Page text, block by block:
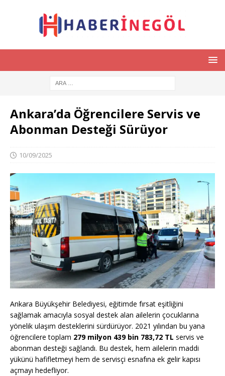
Ankara’da Öğrencilere Servis ve
Abonman Desteği Sürüyor
10/09/2025
Ankara Büyükşehir Belediyesi, eğitimde fırsat eşitliğini
sağlamak amacıyla sosyal destek alan ailelerin çocuklarına
yönelik ulaşım desteklerini sürdürüyor. 2021 yılından bu yana
öğrencilere toplam 279 milyon 439 bin 783,72 TL servis ve
abonman desteği sağlandı. Bu destek, hem ailelerin maddi
yükünü hafifletmeyi hem de servisçi esnafına ek gelir kapısı
açmayı hedefliyor.